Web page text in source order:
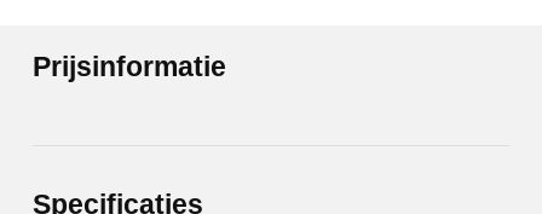
Prijsinformatie
Specificaties